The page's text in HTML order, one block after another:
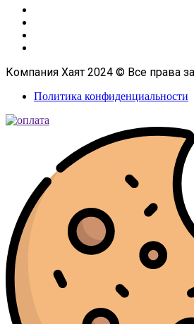
Компания Хаят 2024 © Все права
Политика конфиденциальности